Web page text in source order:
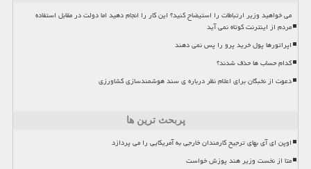
می خواهید وزیر ارتباطات را استیضاح کنید؟ این کار را انجام دهید اما دولت در مقابل استفاده
مردم از اینترنت کوتاه نمی آید
اپراتورها پول خرید پرو را پس نمی دهند
کدام حساب ها حذف شدند؟
دعوت از نخبگان برای اعلام نظر درباره ی سند هوشمندسازی کشاورزی
پربحث ترین ها
اوپن ای آی بهای ترجیح کارمندان خارجی به آمریکایی را می پردازد
متا از نخست وزیر هند پوزش خواست